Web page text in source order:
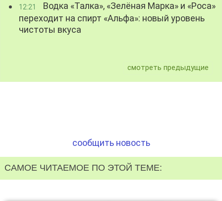
12:21
Водка «Талка», «Зелёная Марка» и «Роса»
переходит на спирт «Альфа»: новый уровень
чистоты вкуса
смотреть предыдущие
сообщить новость
САМОЕ ЧИТАЕМОЕ ПО ЭТОЙ ТЕМЕ: